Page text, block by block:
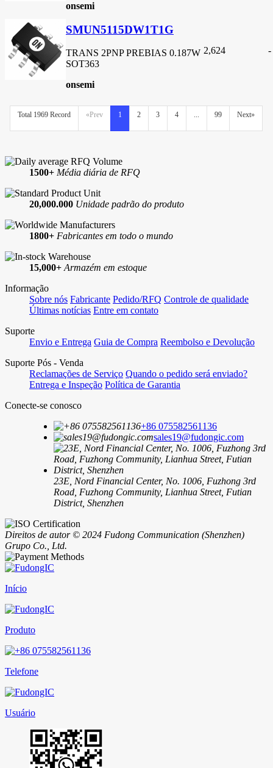
onsemi
SMUN5115DW1T1G
TRANS 2PNP PREBIAS 0.187W
SOT363
onsemi
2,624 -
Total 1969 Record «Prev 1 2 3 4 ... 99 Next»
1500+ Média diária de RFQ
20,000.000 Unidade padrão do produto
1800+ Fabricantes em todo o mundo
15,000+ Armazém em estoque
Informação
Sobre nós Fabricante Pedido/RFQ Controle de qualidade
Últimas notícias Entre em contato
Suporte
Envio e Entrega Guia de Compra Reembolso e Devolução
Suporte Pós - Venda
Reclamações de Serviço Quando o pedido será enviado?
Entrega e Inspeção Política de Garantia
Conecte-se conosco
+86 075582561136
sales19@fudongic.com
23E, Nord Financial Center, No. 1006, Fuzhong 3rd
Road, Fuzhong Community, Lianhua Street, Futian
District, Shenzhen
Direitos de autor © 2024 Fudong Communication (Shenzhen)
Grupo Co., Ltd.
Início
Produto
Telefone
Usuário